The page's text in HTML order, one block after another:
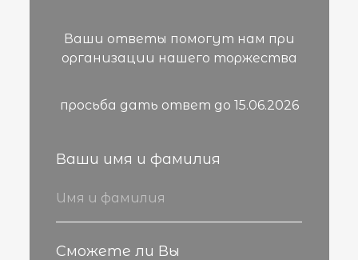
Ваши имя и фамилия
Сможете ли Вы
Ваши ответы помогут нам при
организации нашего торжества
просьба дать ответ до 15.06.2026